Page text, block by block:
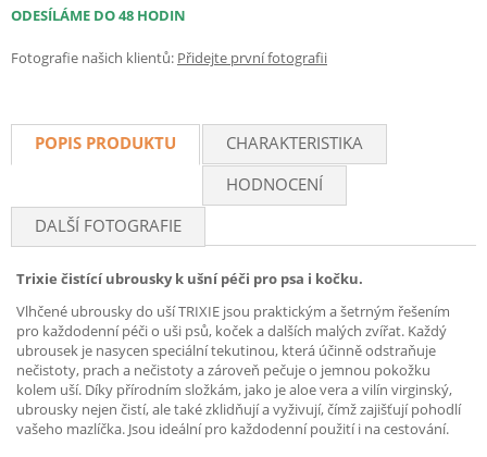
ODESÍLÁME DO 48 HODIN
Fotografie našich klientů: Přidejte první fotografii
POPIS PRODUKTU
CHARAKTERISTIKA
HODNOCENÍ
DALŠÍ FOTOGRAFIE
Trixie čistící ubrousky k ušní péči pro psa i kočku.
Vlhčené ubrousky do uší TRIXIE jsou praktickým a šetrným řešením
pro každodenní péči o uši psů, koček a dalších malých zvířat. Každý
ubrousek je nasycen speciální tekutinou, která účinně odstraňuje
nečistoty, prach a nečistoty a zároveň pečuje o jemnou pokožku
kolem uší. Díky přírodním složkám, jako je aloe vera a vilín virginský,
ubrousky nejen čistí, ale také zklidňují a vyživují, čímž zajišťují pohodlí
vašeho mazlíčka. Jsou ideální pro každodenní použití i na cestování.